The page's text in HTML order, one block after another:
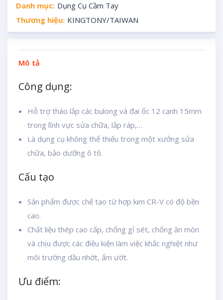
Danh mục: Dụng Cụ Cầm Tay
Thương hiệu: KINGTONY/TAIWAN
Mô tả
Công dụng:
Hỗ trợ tháo lắp các bulong và đai ốc 12 cạnh 15mm
trong lĩnh vực sửa chữa, lắp ráp,…
Là dụng cụ không thể thiếu trong một xưởng sửa
chữa, bảo dưỡng ô tô.
Cấu tạo
Sản phẩm được chế tạo từ hợp kim CR-V có độ bền
cao.
Chất liệu thép cao cấp, chống gỉ sét, chống ăn mòn
và chịu được các điều kiện làm việc khắc nghiệt như
môi trường dầu nhớt, ẩm ướt.
Ưu điểm: